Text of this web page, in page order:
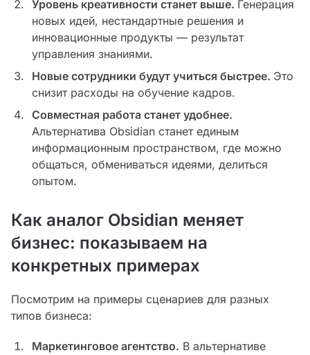
Уровень креативности станет выше. Генерация
новых идей, нестандартные решения и
инновационные продукты — результат
управления знаниями.
Новые сотрудники будут учиться быстрее. Это
снизит расходы на обучение кадров.
Совместная работа станет удобнее.
Альтернатива Obsidian станет единым
информационным пространством, где можно
общаться, обмениваться идеями, делиться
опытом.
Как аналог Obsidian меняет
бизнес: показываем на
конкретных примерах
Посмотрим на примеры сценариев для разных
типов бизнеса:
Маркетинговое агентство. В альтернативе